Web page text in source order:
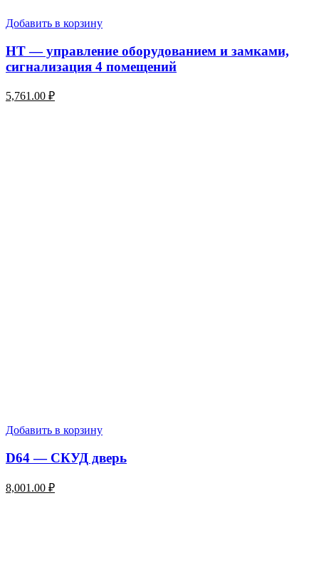
Добавить в корзину
HT — управление оборудованием и замками,
сигнализация 4 помещений
5,761.00 ₽
Добавить в корзину
D64 — СКУД дверь
8,001.00 ₽